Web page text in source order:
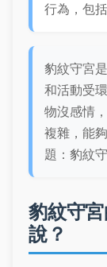
行為，包
豹紋守宮
和活動受
物沒感情
複雜，能
題：豹紋
豹紋守
說？